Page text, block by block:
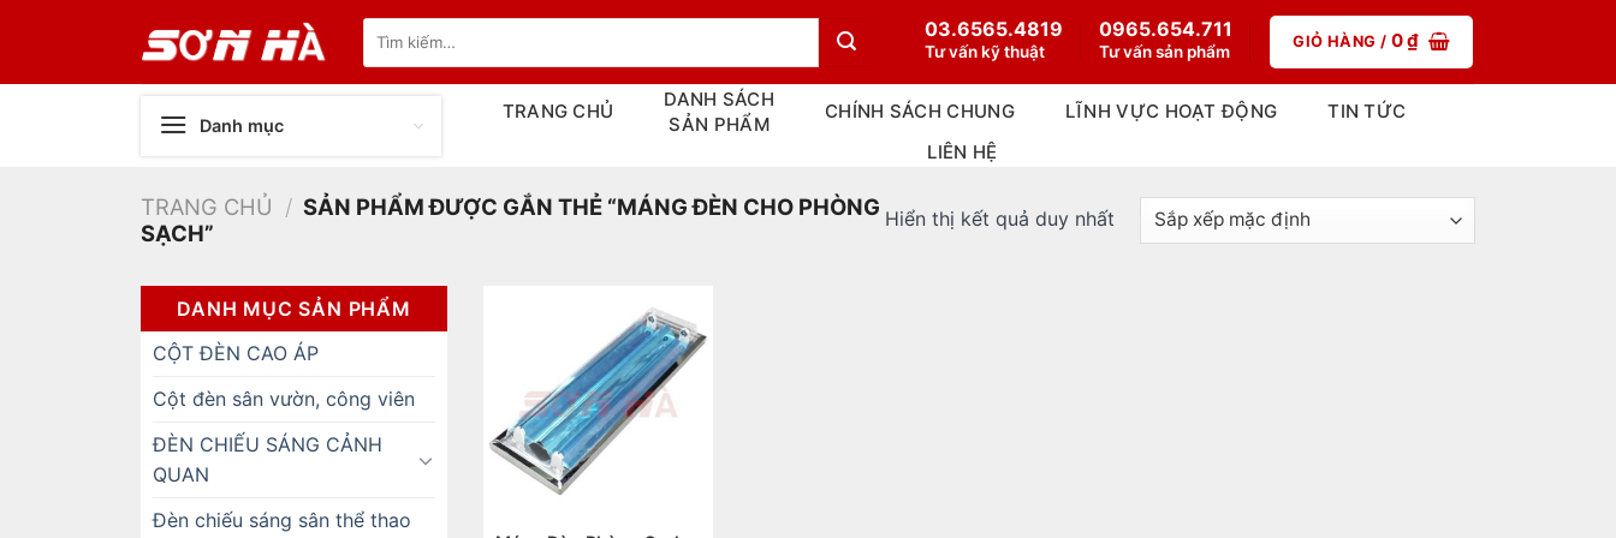
kiếm:
03.6565.4819
Tư vấn kỹ thuật
0965.654.711
Tư vấn sản phẩm
GIỎ HÀNG / 0₫
Danh mục
TRANG CHỦ
DANH SÁCH
SẢN PHẨM
CHÍNH SÁCH CHUNG LĨNH VỰC HOẠT ĐỘNG
TIN TỨC
LIÊN HỆ
TRANG CHỦ / SẢN PHẨM ĐƯỢC GẮN THẺ “MÁNG ĐÈN CHO PHÒNG
SẠCH”
Hiển thị kết quả duy nhất
DANH MỤC SẢN PHẨM
CỘT ĐÈN CAO ÁP
Cột đèn sân vườn, công viên
ĐÈN CHIẾU SÁNG CẢNH
QUAN
Đèn chiếu sáng sân thể thao